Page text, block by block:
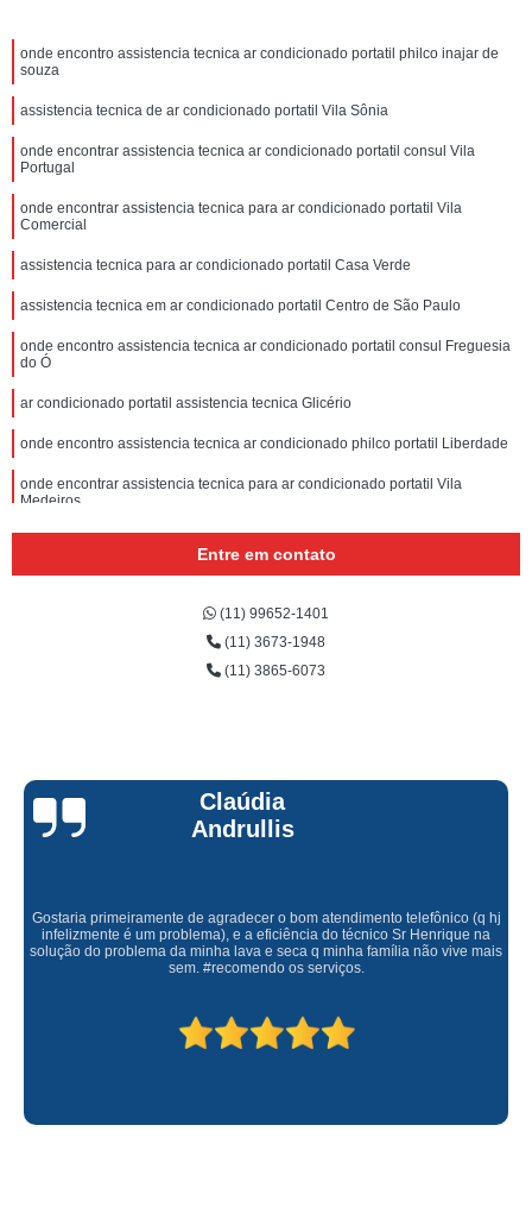
onde encontro assistencia tecnica ar condicionado portatil philco inajar de
souza
assistencia tecnica de ar condicionado portatil Vila Sônia
onde encontrar assistencia tecnica ar condicionado portatil consul Vila
Portugal
onde encontrar assistencia tecnica para ar condicionado portatil Vila
Comercial
assistencia tecnica para ar condicionado portatil Casa Verde
assistencia tecnica em ar condicionado portatil Centro de São Paulo
onde encontro assistencia tecnica ar condicionado portatil consul Freguesia
do Ó
ar condicionado portatil assistencia tecnica Glicério
onde encontro assistencia tecnica ar condicionado philco portatil Liberdade
onde encontrar assistencia tecnica para ar condicionado portatil Vila
Medeiros
Entre em contato
(11) 99652-1401
(11) 3673-1948
(11) 3865-6073
Claúdia
Andrullis
Gostaria primeiramente de agradecer o bom atendimento telefônico (q hj
infelizmente é um problema), e a eficiência do técnico Sr Henrique na
solução do problema da minha lava e seca q minha família não vive mais
sem. #recomendo os serviços.